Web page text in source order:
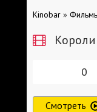
Kinobar »
Короли
0
Смотреть